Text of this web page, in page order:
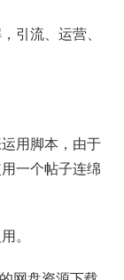
引流、运营、
用脚本，由于
一个帖子连绵
。